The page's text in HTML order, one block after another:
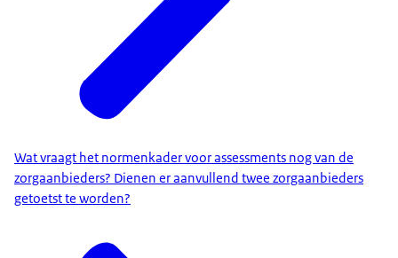
Wat vraagt het normenkader voor assessments nog van de
zorgaanbieders? Dienen er aanvullend twee zorgaanbieders
getoetst te worden?